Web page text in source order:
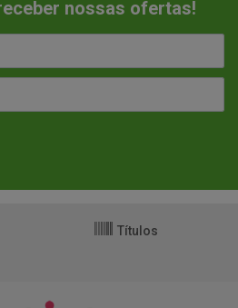
nossas ofertas!
Títulos